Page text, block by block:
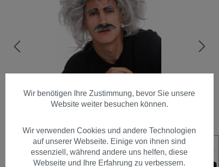
Wir benötigen Ihre Zustimmung, bevor Sie unsere
Website weiter besuchen können.
Wir verwenden Cookies und andere Technologien
auf unserer Webseite. Einige von ihnen sind
essenziell, während andere uns helfen, diese
Webseite und Ihre Erfahrung zu verbessern.